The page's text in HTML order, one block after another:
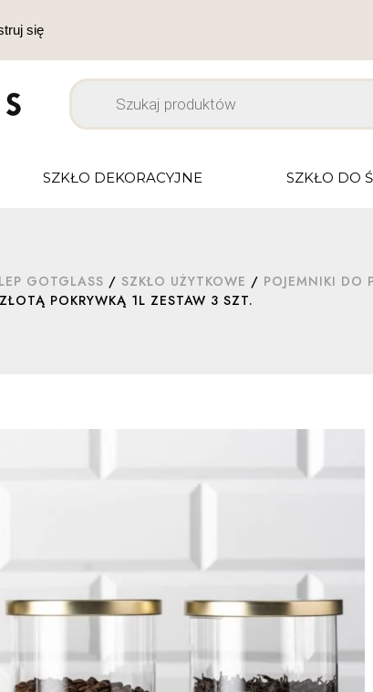
się
SZKŁO DEKORACYJNE SZKŁO DO
GOTGLASS / SZKŁO UŻYTKOWE / POJEMNIKI DO
POKRYWKĄ 1L ZESTAW 3 SZT.